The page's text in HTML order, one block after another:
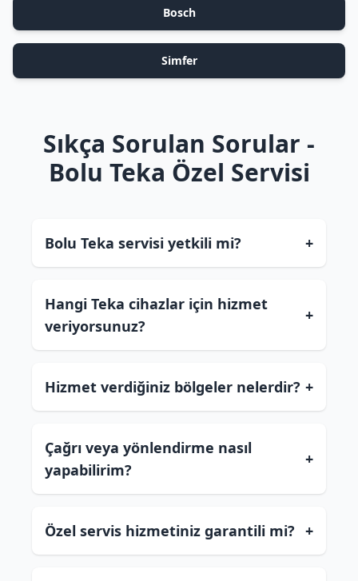
Bosch
Simfer
Sıkça Sorulan Sorular -
Bolu Teka Özel Servisi
Bolu Teka servisi yetkili mi? +
Hangi Teka cihazlar için hizmet
veriyorsunuz?
+
Hizmet verdiğiniz bölgeler nelerdir? +
Çağrı veya yönlendirme nasıl
yapabilirim?
+
Özel servis hizmetiniz garantili mi? +